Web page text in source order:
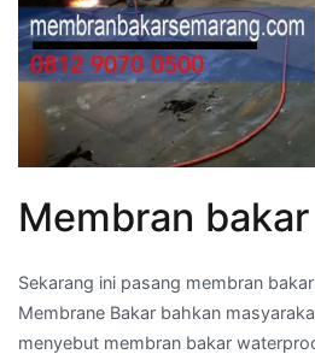
Membran
Sekarang ini pasang membran
Membrane Bakar bahkan
menyebut membran bakar